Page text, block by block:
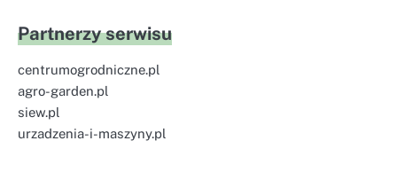
Partnerzy serwisu
centrumogrodniczne.pl
agro-garden.pl
siew.pl
urzadzenia-i-maszyny.pl